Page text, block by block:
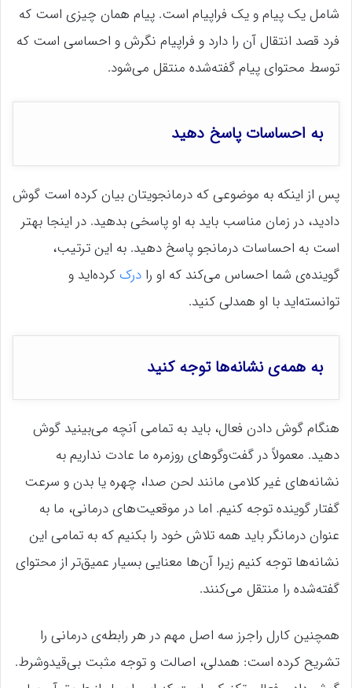
شامل یک پیام و یک فراپیام است. پیام همان چیزی است که
فرد قصد انتقال آن را دارد و فراپیام نگرش و احساسی است که
توسط محتوای پیام گفته‌شده منتقل می‌شود.
به احساسات پاسخ دهید
پس از اینکه به موضوعی که درمانجویتان بیان کرده است گوش
دادید، در زمان مناسب باید به او پاسخی بدهید. در اینجا بهتر
است به احساسات درمانجو پاسخ دهید. به این ترتیب،
گوینده‌ی شما احساس می‌کند که او را درککرده‌اید و
توانسته‌اید با او همدلی کنید.
به همه‌ی نشانه‌ها توجه کنید
هنگام گوش دادن فعال، باید به تمامی آنچه می‌بینید گوش
دهید. معمولاً در گفت‌وگوهای روزمره ما عادت نداریم به
نشانه‌های غیر کلامی مانند لحن صدا، چهره یا بدن و سرعت
گفتار گوینده توجه کنیم. اما در موقعیت‌های درمانی، ما به
عنوان درمانگر باید همه تلاش خود را بکنیم که به تمامی این
نشانه‌ها توجه کنیم زیرا آن‌ها معنایی بسیار عمیق‌تر از محتوای
گفته‌شده را منتقل می‌کنند.
همچنین کارل راجرز سه اصل مهم در هر رابطه‌ی درمانی را
تشریح کرده است: همدلی، اصالت و توجه مثبت بی‌قیدوشرط.